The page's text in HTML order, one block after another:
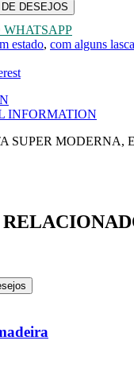
DESEJOS
WHATSAPP
estado, com alguns
INFORMATION
SUPER MODERNA,